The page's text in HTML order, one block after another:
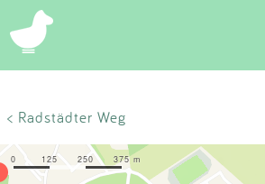
Eintragen
< Radstädter Weg